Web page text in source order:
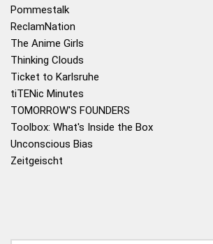
Pommestalk
ReclamNation
The Anime Girls
Thinking Clouds
Ticket to Karlsruhe
tiTENic Minutes
TOMORROW'S FOUNDERS
Toolbox: What's Inside the Box
Unconscious Bias
Zeitgeischt